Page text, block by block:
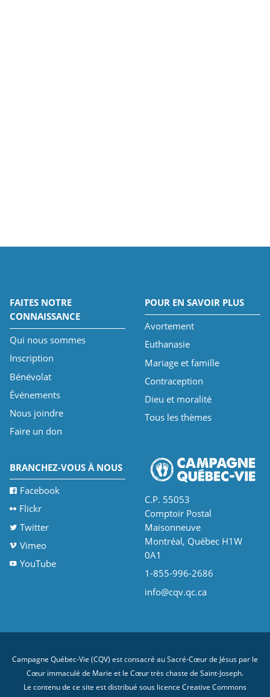
FAITES NOTRE
CONNAISSANCE
Qui nous sommes
Inscription
Bénévolat
Événements
Nous joindre
Faire un don
POUR EN SAVOIR PLUS
Avortement
Euthanasie
Mariage et famille
Contraception
Dieu et moralité
Tous les thèmes
BRANCHEZ-VOUS À NOUS
Facebook
Flickr
Twitter
Vimeo
YouTube
C.P. 55053
Comptoir Postal
Maisonneuve
Montréal, Québec H1W
0A1
1-855-996-2686
info@cqv.qc.ca
Campagne Québec-Vie (CQV) est consacré au Sacré-Cœur de Jésus par le
Cœur immaculé de Marie et le Cœur très chaste de Saint-Joseph.
Le contenu de ce site est distribué sous licence Creative Commons